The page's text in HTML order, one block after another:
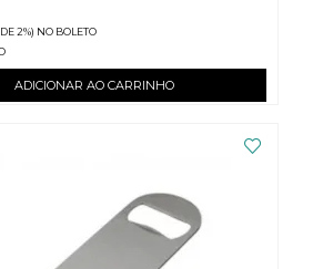
DE 2%) NO BOLETO
ADICIONAR AO CARRINHO